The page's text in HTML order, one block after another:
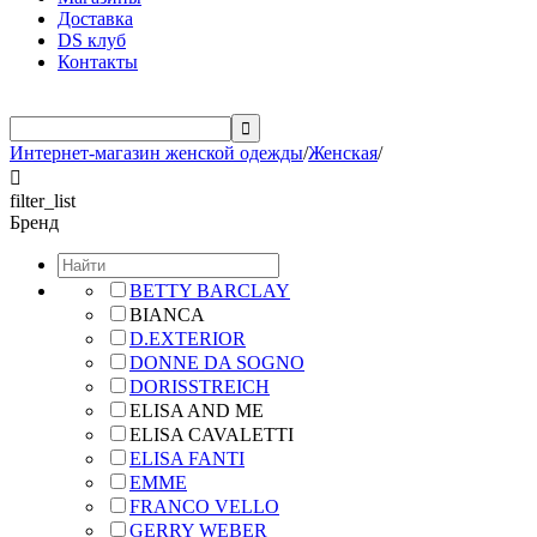
Доставка
DS клуб
Контакты

Интернет-магазин женской одежды/Женская/

filter_list
Бренд
BETTY BARCLAY
BIANCA
D.EXTERIOR
DONNE DA SOGNO
DORISSTREICH
ELISA AND ME
ELISA CAVALETTI
ELISA FANTI
EMME
FRANCO VELLO
GERRY WEBER